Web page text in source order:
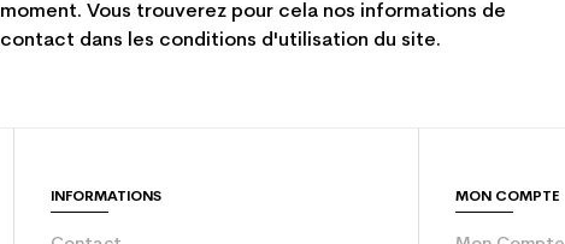
moment. Vous trouverez pour cela nos informations de
contact dans les conditions d'utilisation du site.
INFORMATIONS MON COMPTE